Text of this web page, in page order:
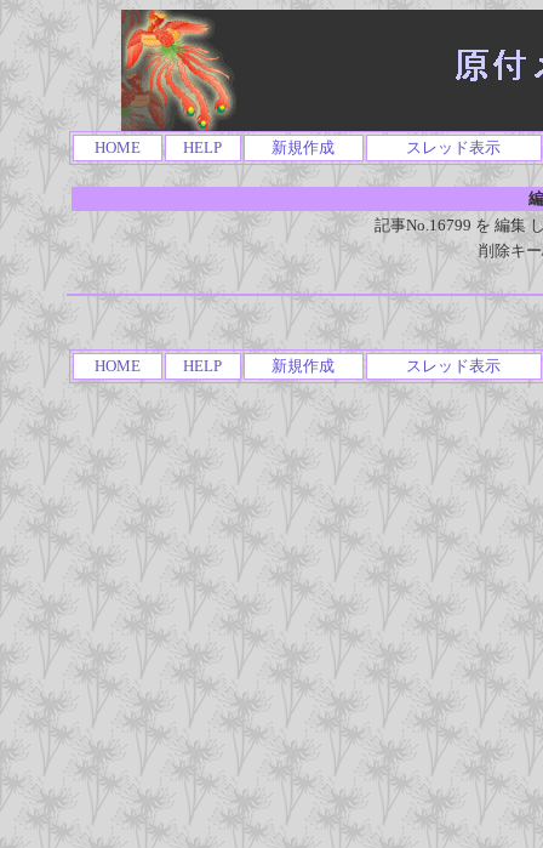
HOME HELP 新規作成 スレッド表示
記事No.16799 を 編集
削除キ
HOME HELP 新規作成 スレッド表示